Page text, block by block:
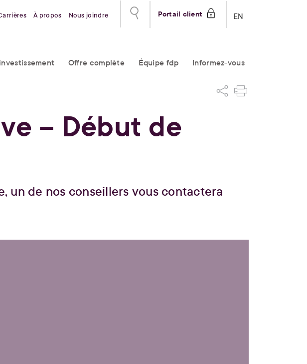
EN
Portail client
À propos Nous joindre
Offre complète Équipe fdp Informez-vous
– Début de
un de nos conseillers vous contactera